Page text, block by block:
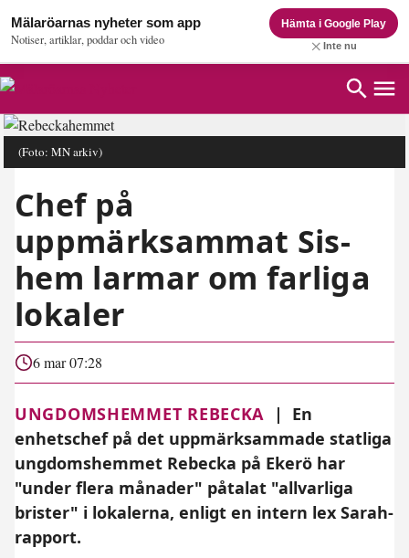
Mälaröarnas nyheter som app
Notiser, artiklar, poddar och video
Hämta i Google Play
Inte nu
(Foto: MN arkiv)
Chef på
uppmärksammat Sis-
hem larmar om farliga
lokaler
6 mar 07:28
UNGDOMSHEMMET REBECKA |
En
enhetschef på det uppmärksammade statliga
ungdomshemmet Rebecka på Ekerö har
"under flera månader" påtalat "allvarliga
brister" i lokalerna, enligt en intern lex Sarah-
rapport.